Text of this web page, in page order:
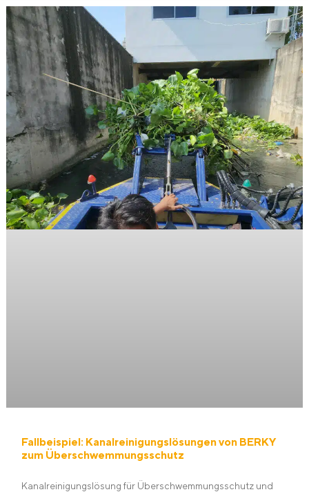
Fallbeispiel: Kanalreinigungslösungen von BERKY
zum Überschwemmungsschutz
Kanalreinigungsl­ösung für Über­schwem­mungs­schutz und